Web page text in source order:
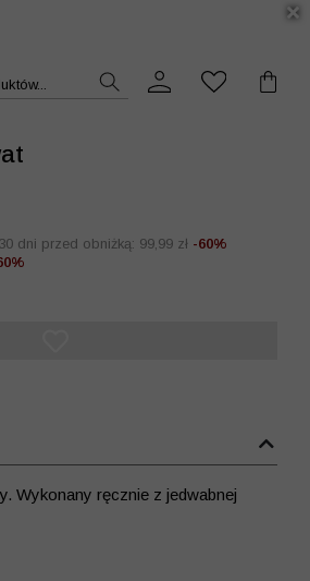
dni przed obniżką: 99,99 zł -60%
Wykonany ręcznie z jedwabnej